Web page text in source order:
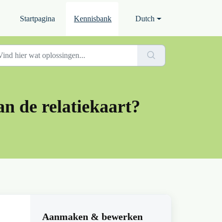
Startpagina Kennisbank Dutch
de relatiekaart?
Aanmaken & bewerken